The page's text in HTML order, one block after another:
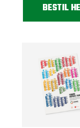
BESTIL